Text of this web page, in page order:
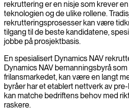
rekruttering er en nisje som krever
teknologien og de ulike rollene.
rekrutteringsprosesser kan være
tilgang til de beste kandidatene,
jobbe på prosjektbasis.
En spesialisert Dynamics NAV
Dynamics NAV bemanningsbyrå
frilansmarkedet, kan være en langt
byråer har et etablert nettverk av
kan matche bedriftens behov med
raskere.